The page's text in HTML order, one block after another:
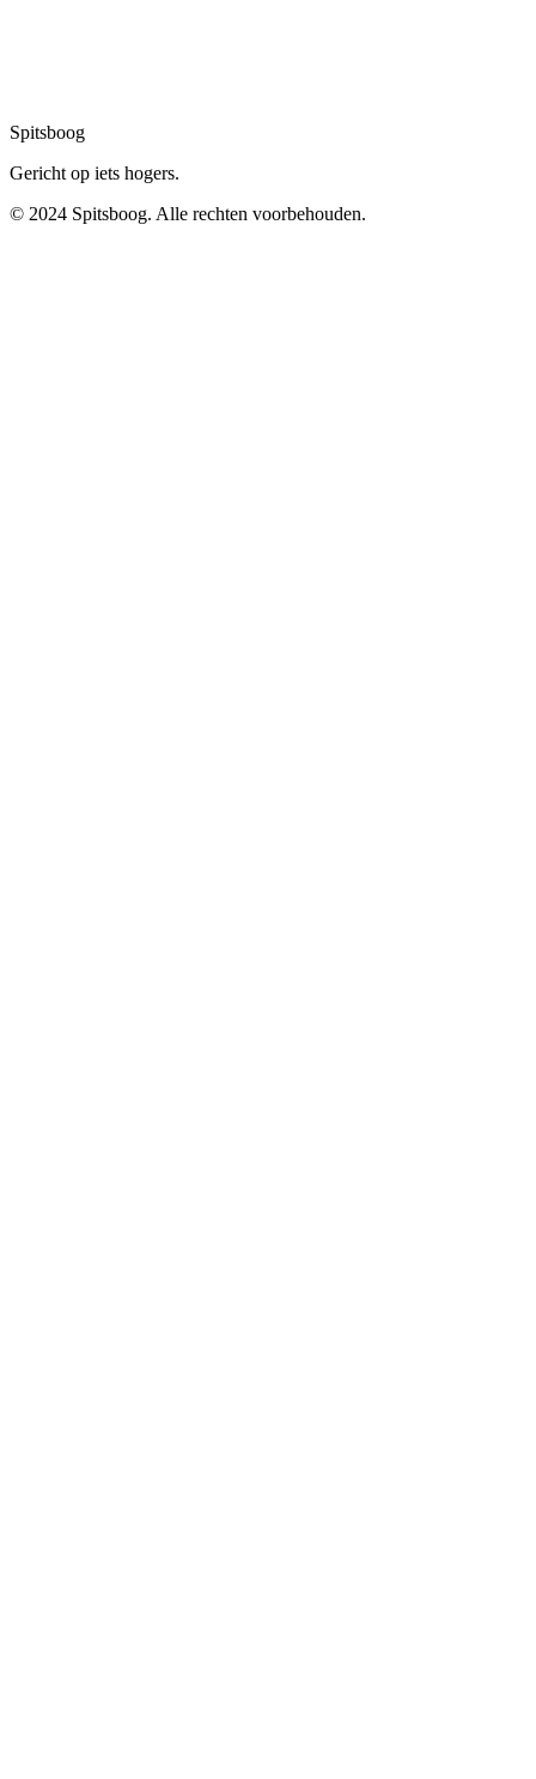
Spitsboog
Gericht op iets hogers.
© 2024 Spitsboog. Alle rechten voorbehouden.